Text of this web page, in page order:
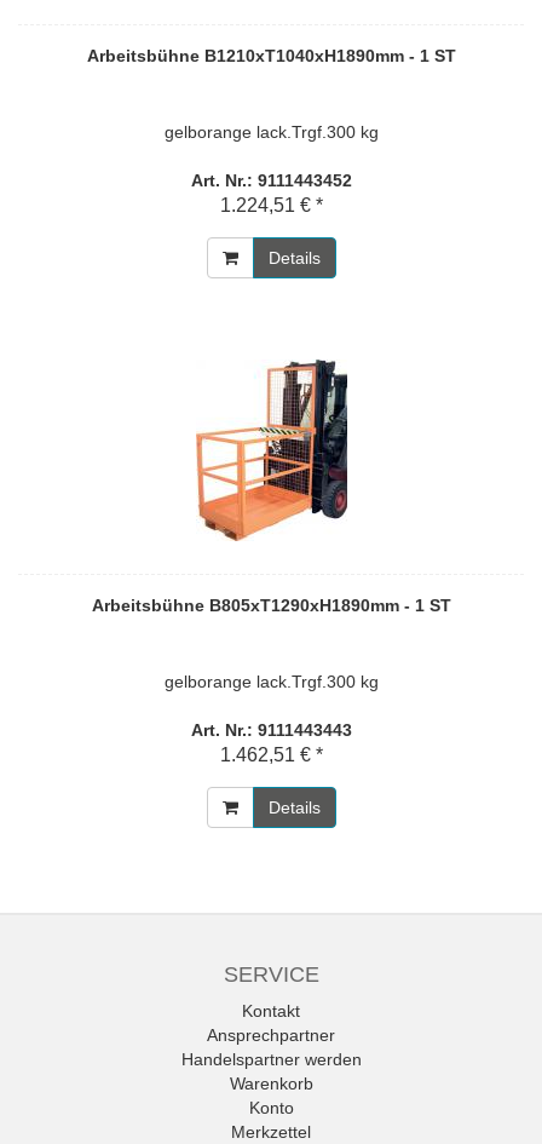
Arbeitsbühne B1210xT1040xH1890mm - 1 ST
gelborange lack.Trgf.300 kg
Art. Nr.: 9111443452
1.224,51 € *
Details
Arbeitsbühne B805xT1290xH1890mm - 1 ST
gelborange lack.Trgf.300 kg
Art. Nr.: 9111443443
1.462,51 € *
Details
SERVICE
Kontakt
Ansprechpartner
Handelspartner werden
Warenkorb
Konto
Merkzettel